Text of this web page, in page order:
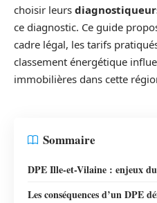
choisir leurs
ce diagnostic. Ce guide
cadre légal, les tarifs
classement énergétique
immobilières dans cette
Sommaire
DPE Ille-et-Vilaine : enjeux
Les conséquences d’un DPE